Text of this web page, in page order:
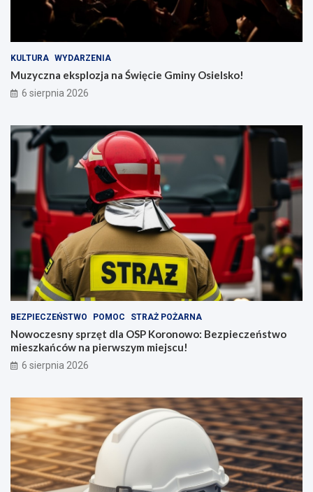
KULTURA WYDARZENIA
Muzyczna eksplozja na Święcie Gminy Osielsko!
6 sierpnia 2026
BEZPIECZEŃSTWO POMOC STRAŻ POŻARNA
Nowoczesny sprzęt dla OSP Koronowo: Bezpieczeństwo
mieszkańców na pierwszym miejscu!
6 sierpnia 2026